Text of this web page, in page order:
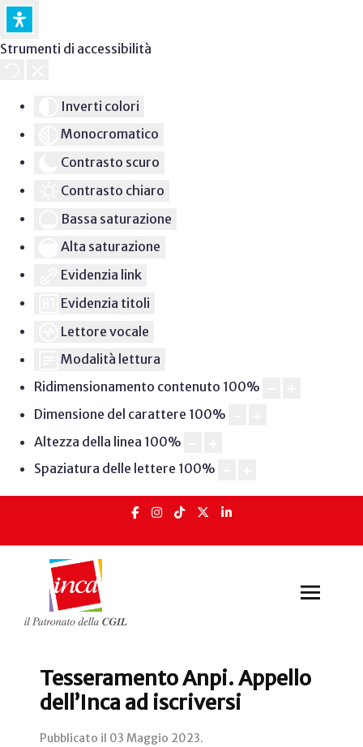
Strumenti di accessibilità
Inverti colori
Monocromatico
Contrasto scuro
Contrasto chiaro
Bassa saturazione
Alta saturazione
Evidenzia link
Evidenzia titoli
Lettore vocale
Modalità lettura
Ridimensionamento contenuto 100%
Dimensione del carattere 100%
Altezza della linea 100%
Spaziatura delle lettere 100%
Tesseramento Anpi. Appello
dell’Inca ad iscriversi
Pubblicato il 03 Maggio 2023.